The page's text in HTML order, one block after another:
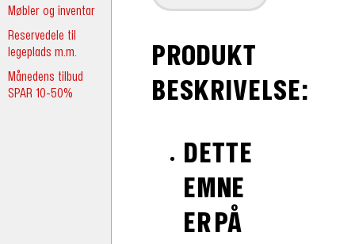
Møbler og inventar
Reservedele til
legeplads m.m.
Månedens tilbud
SPAR 10-50%
PRODUKT
BESKRIVELSE:
DETTE
EMNE
ER PÅ